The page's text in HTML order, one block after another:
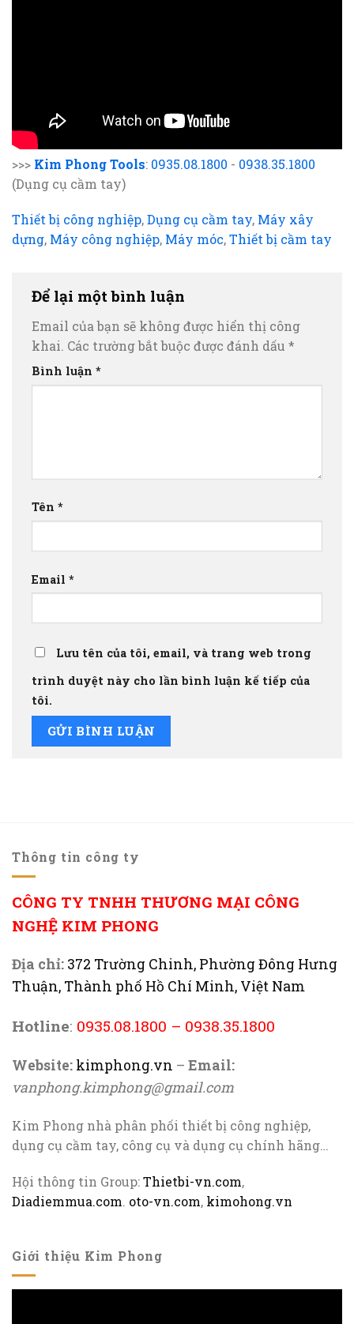
>>> Kim Phong Tools: 0935.08.1800 - 0938.35.1800
(Dụng cụ cầm tay)
Thiết bị công nghiệp,Dụng cụ cầm tay, Máy xây
dựng, Máy công nghiệp, Máy móc,Thiết bị cầm tay
Để lại một bình luận
Email của bạn sẽ không được hiển thị công
khai. Các trường bắt buộc được đánh dấu *
Bình luận *
Tên *
Email *
Lưu tên của tôi, email, và trang web trong
trình duyệt này cho lần bình luận kế tiếp của
tôi.
Thông tin công ty
CÔNG TY TNHH THƯƠNG MẠI CÔNG
NGHỆ KIM PHONG
Địa chỉ: 372 Trường Chinh, Phường Đông Hưng
Thuận, Thành phố Hồ Chí Minh, Việt Nam
Hotline: 0935.08.1800 – 0938.35.1800
Website: kimphong.vn – Email:
vanphong.kimphong@gmail.com
Kim Phong nhà phân phối thiết bị công nghiệp,
dụng cụ cầm tay, công cụ và dụng cụ chính hãng…
Hội thông tin Group:Thietbi-vn.com,
Diadiemmua.com. oto-vn.com, kimohong.vn
Giới thiệu Kim Phong